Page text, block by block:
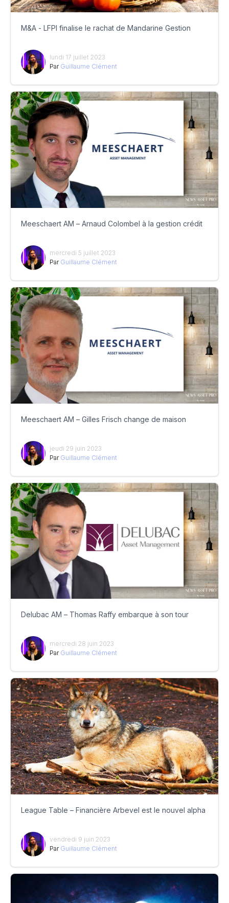
M&A - LFPI finalise le rachat de Mandarine Gestion
lundi 17 juillet 2023
Par Guillaume Clément
Meeschaert AM – Arnaud Colombel à la gestion crédit
mercredi 5 juillet 2023
Par Guillaume Clément
Meeschaert AM – Gilles Frisch change de maison
jeudi 29 juin 2023
Par Guillaume Clément
Delubac AM – Thomas Raffy embarque à son tour
mercredi 28 juin 2023
Par Guillaume Clément
League Table – Financière Arbevel est le nouvel alpha
vendredi 9 juin 2023
Par Guillaume Clément